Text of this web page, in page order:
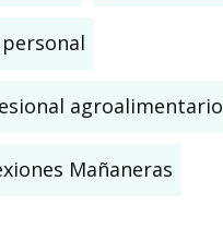
agroalimentario
Mañaneras